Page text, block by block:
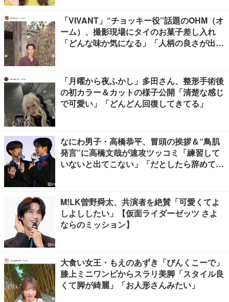
「VIVANT」“チョッキー役”話題のOHM（オ
ーム）、撮影現場にタイのお菓子差し入れ
「どんな味か気になる」「人柄の良さが出て
「月曜から夜ふかし」多田さん、整形手術後
の初カラー＆カットの様子公開「清楚な感じ
で可愛い」「どんどん回復してきてる」
なにわ男子・高橋恭平、冒頭の挨拶＆“鳥肌
発言”に高橋文哉が速攻ツッコミ「練習して
いないと出てこない」「だとしたら辞めてく
M!LK曽野舜太、共演者を絶賛「可愛くてよ
しよししたい」【仮面ライダーゼッツ さよ
ならのミッション】
大食い女王・もえのあずき「ぴんくこーで」
膝上ミニワンピからスラリ美脚「スタイル良
くて脚が綺麗」「お人形さんみたい」